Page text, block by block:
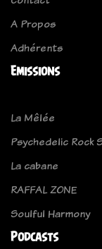
A Propos
Adhérents
Emissions
La Mêlée
Psychedelic Rock
La cabane
RAFFAL ZONE
Soulful Harmony
Podcasts